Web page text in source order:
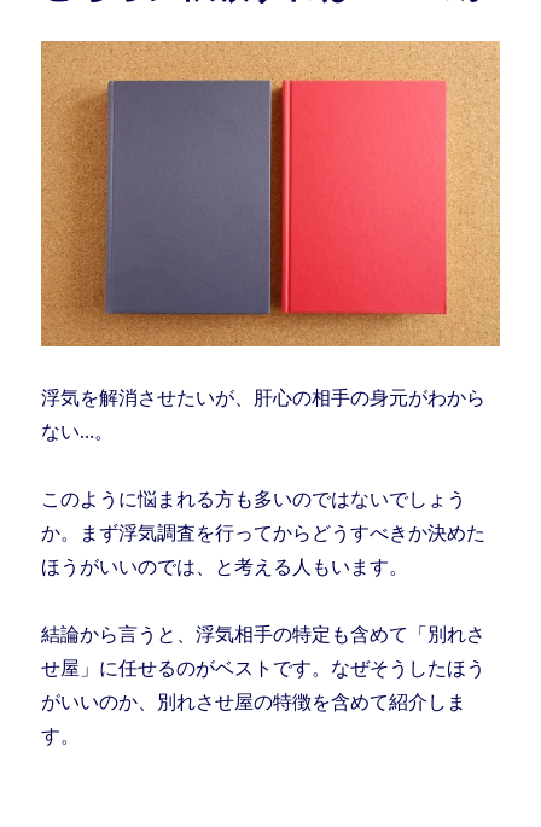
浮気を解消させたいが、肝心の相手の身元がわから
ない…。
このように悩まれる方も多いのではないでしょう
か。まず浮気調査を行ってからどうすべきか決めた
ほうがいいのでは、と考える人もいます。
結論から言うと、浮気相手の特定も含めて「別れさ
せ屋」に任せるのがベストです。なぜそうしたほう
がいいのか、別れさせ屋の特徴を含めて紹介しま
す。